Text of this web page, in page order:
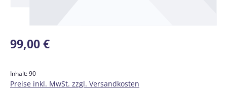
Regulärer Preis:
99,00 €
Inhalt:90
Preise inkl. MwSt. zzgl. Versandkosten